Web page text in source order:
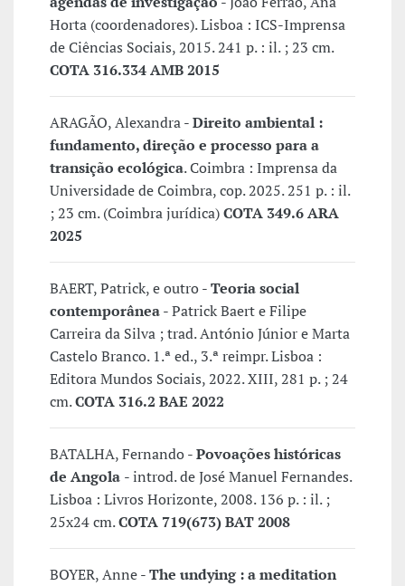
Horta (coordenadores). Lisboa : ICS-Imprensa
de Ciências Sociais, 2015. 241 p. : il. ; 23 cm.
COTA 316.334 AMB 2015
ARAGÃO, Alexandra -Direito ambiental :
fundamento, direção e processo para a
transição ecológica. Coimbra : Imprensa da
Universidade de Coimbra, cop. 2025. 251 p. : il.
; 23 cm. (Coimbra jurídica)COTA 349.6 ARA
2025
BAERT, Patrick, e outro -Teoria social
contemporânea- Patrick Baert e Filipe
Carreira da Silva ; trad. António Júnior e Marta
Castelo Branco. 1.ª ed., 3.ª reimpr. Lisboa :
Editora Mundos Sociais, 2022. XIII, 281 p. ; 24
cm.COTA 316.2 BAE 2022
BATALHA, Fernando -Povoações históricas
de Angola - introd. de José Manuel Fernandes.
Lisboa : Livros Horizonte, 2008. 136 p. : il. ;
25x24 cm.COTA 719(673) BAT 2008
BOYER, Anne -The undying : a meditation